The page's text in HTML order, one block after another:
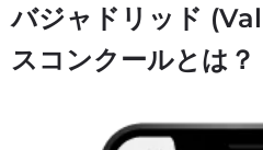
バジャドリッド
スコンクールとは？